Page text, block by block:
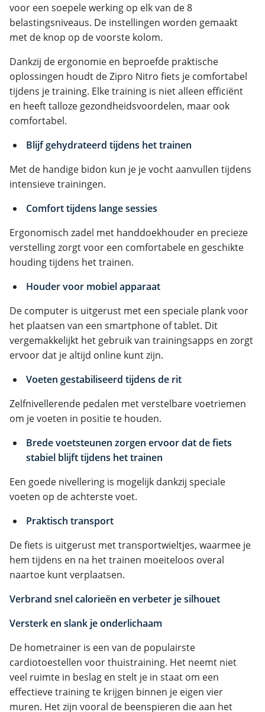
voor een soepele werking op elk van de 8
belastingsniveaus. De instellingen worden gemaakt
met de knop op de voorste kolom.
Dankzij de ergonomie en beproefde praktische
oplossingen houdt de Zipro Nitro fiets je comfortabel
tijdens je training. Elke training is niet alleen efficiënt
en heeft talloze gezondheidsvoordelen, maar ook
comfortabel.
Blijf gehydrateerd tijdens het trainen
Met de handige bidon kun je je vocht aanvullen tijdens
intensieve trainingen.
Comfort tijdens lange sessies
Ergonomisch zadel met handdoekhouder en precieze
verstelling zorgt voor een comfortabele en geschikte
houding tijdens het trainen.
Houder voor mobiel apparaat
De computer is uitgerust met een speciale plank voor
het plaatsen van een smartphone of tablet. Dit
vergemakkelijkt het gebruik van trainingsapps en zorgt
ervoor dat je altijd online kunt zijn.
Voeten gestabiliseerd tijdens de rit
Zelfnivellerende pedalen met verstelbare voetriemen
om je voeten in positie te houden.
Brede voetsteunen zorgen ervoor dat de fiets
stabiel blijft tijdens het trainen
Een goede nivellering is mogelijk dankzij speciale
voeten op de achterste voet.
Praktisch transport
De fiets is uitgerust met transportwieltjes, waarmee je
hem tijdens en na het trainen moeiteloos overal
naartoe kunt verplaatsen.
Verbrand snel calorieën en verbeter je silhouet
Versterk en slank je onderlichaam
De hometrainer is een van de populairste
cardiotoestellen voor thuistraining. Het neemt niet
veel ruimte in beslag en stelt je in staat om een
effectieve training te krijgen binnen je eigen vier
muren. Het zijn vooral de beenspieren die aan het